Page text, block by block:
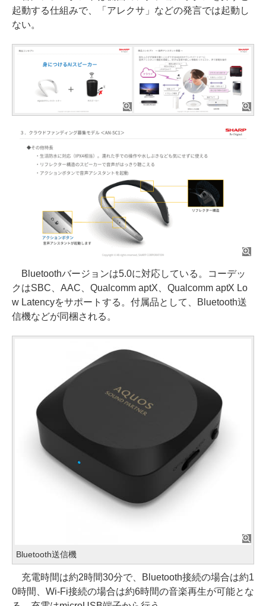
起動する仕組みで、「アレクサ」などの発言では起動し
ない。
Bluetoothバージョンは5.0に対応している。コーデッ
クはSBC、AAC、Qualcomm aptX、Qualcomm aptX Lo
w Latencyをサポートする。付属品として、Bluetooth送
信機などが同梱される。
Bluetooth送信機
充電時間は約2時間30分で、Bluetooth接続の場合は約1
0時間、Wi-Fi接続の場合は約6時間の音楽再生が可能とな